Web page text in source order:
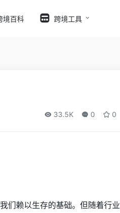
境百科 跨境工具
33.5K 0 0
们赖以生存的基础。但随着行业